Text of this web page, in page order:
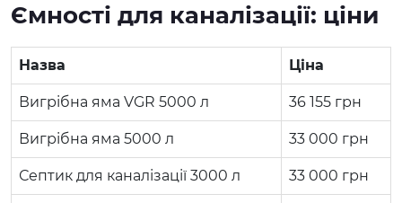
Ємності для каналізації: ціни
Назва Ціна
Вигрібна яма VGR 5000 л 36 155 грн
Вигрібна яма 5000 л 33 000 грн
Септик для каналізації 3000 л 33 000 грн